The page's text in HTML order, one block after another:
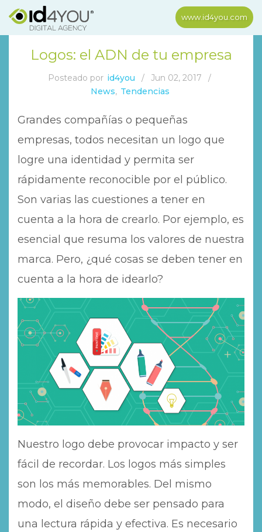
www.id4you.com
Logos: el ADN de tu empresa
Posteado por id4you / Jun 02, 2017
/
News, Tendencias
Grandes compañías o pequeñas
empresas, todos necesitan un logo que
logre una identidad y permita ser
rápidamente reconocible por el público.
Son varias las cuestiones a tener en
cuenta a la hora de crearlo. Por ejemplo, es
esencial que resuma los valores de nuestra
marca. Pero, ¿qué cosas se deben tener en
cuenta a la hora de idearlo?
Nuestro logo debe provocar impacto y ser
fácil de recordar. Los logos más simples
son los más memorables. Del mismo
modo, el diseño debe ser pensado para
una lectura rápida y efectiva. Es necesario